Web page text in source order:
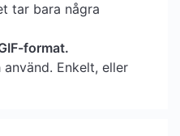
tar bara några
format.
Enkelt, eller